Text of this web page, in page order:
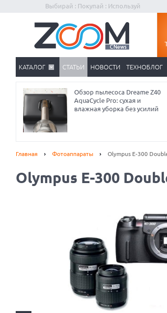
Выбирай : Покупай : Используй
КАТАЛОГ СТАТЬИ НОВОСТИ ТЕХНОБЛОГ
Обзор пылесоса Dreame Z40
AquaCycle Pro: сухая и
влажная уборка без усилий
Главная Фотоаппараты Olympus E-300
Olympus E-300